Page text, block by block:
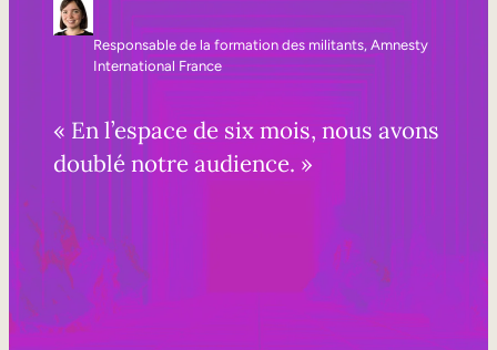
Responsable de la formation des militants, Amnesty
International France
« En l’espace de six mois, nous avons
doublé notre audience. »